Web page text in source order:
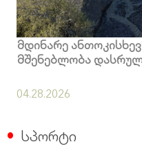
მდინარე
მშენებლობა
04.28.2026
სპორტი